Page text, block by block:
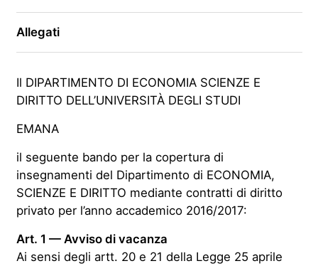
Allegati
Il DIPARTIMENTO DI ECONOMIA SCIENZE E
DIRITTO DELL’UNIVERSITÀ DEGLI STUDI
EMANA
il seguente bando per la copertura di
insegnamenti del Dipartimento di ECONOMIA,
SCIENZE E DIRITTO mediante contratti di diritto
privato per l’anno accademico 2016/2017:
Art. 1 — Avviso di vacanza
Ai sensi degli artt. 20 e 21 della Legge 25 aprile